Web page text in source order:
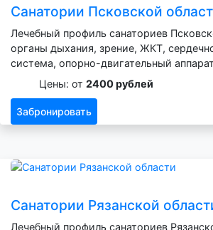
Санатории Псковской
Лечебный профиль санаториев
органы дыхания, зрение, ЖКТ,
система, опорно-двигательный
Цены: от 2400 рублей
Забронировать
Санатории Рязанской
Лечебный профиль санаториев